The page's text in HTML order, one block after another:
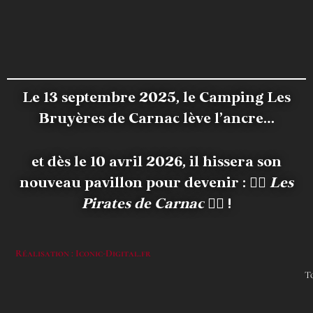
Le 13 septembre 2025, le Camping Les
Bruyères de Carnac lève l’ancre…
et dès le 10 avril 2026, il hissera son
nouveau pavillon pour devenir : 🏴‍☠️ Les
Pirates de Carnac🏴‍☠️ !
Réalisation : Iconic-Digital.fr